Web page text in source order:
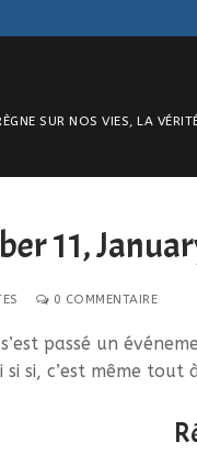
SUR NOS VIES, LA
11,
0 COMMENTAIRE
passé un
si, c’est même tout